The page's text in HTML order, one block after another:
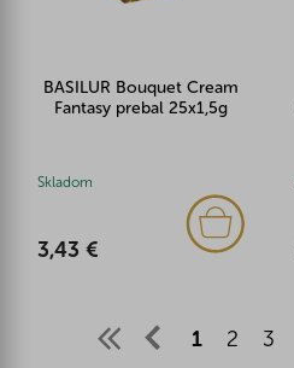
BASILUR Bouquet Cream
Fantasy prebal 25x1,5g
Skladom
3,43 €
1 2 3